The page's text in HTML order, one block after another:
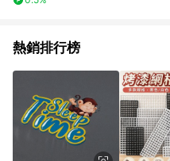
熱銷排行榜